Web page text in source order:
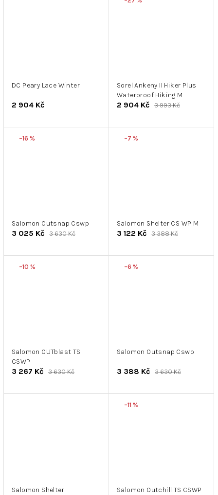
DC Peary Lace Winter
2 904 Kč
Sorel Ankeny II Hiker Plus
Waterproof Hiking M
2 904 Kč 3 993 Kč
–16 %
Salomon Outsnap Cswp
3 025 Kč 3 630 Kč
–7 %
Salomon Shelter CS WP M
3 122 Kč 3 388 Kč
–10 %
Salomon OUTblast TS
CSWP
3 267 Kč 3 630 Kč
–6 %
Salomon Outsnap Cswp
3 388 Kč 3 630 Kč
Salomon Shelter
–11 %
Salomon Outchill TS CSWP